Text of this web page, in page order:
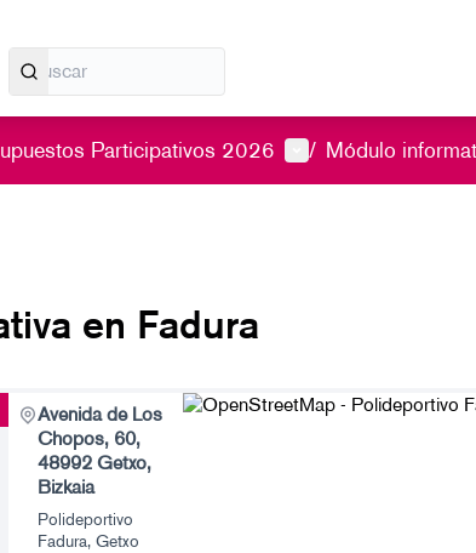
Participativos 2026 Menú de usuario
/ Módulo
en Fadura
Avenida de Los
Chopos, 60,
48992 Getxo,
Bizkaia
Polideportivo
Fadura, Getxo